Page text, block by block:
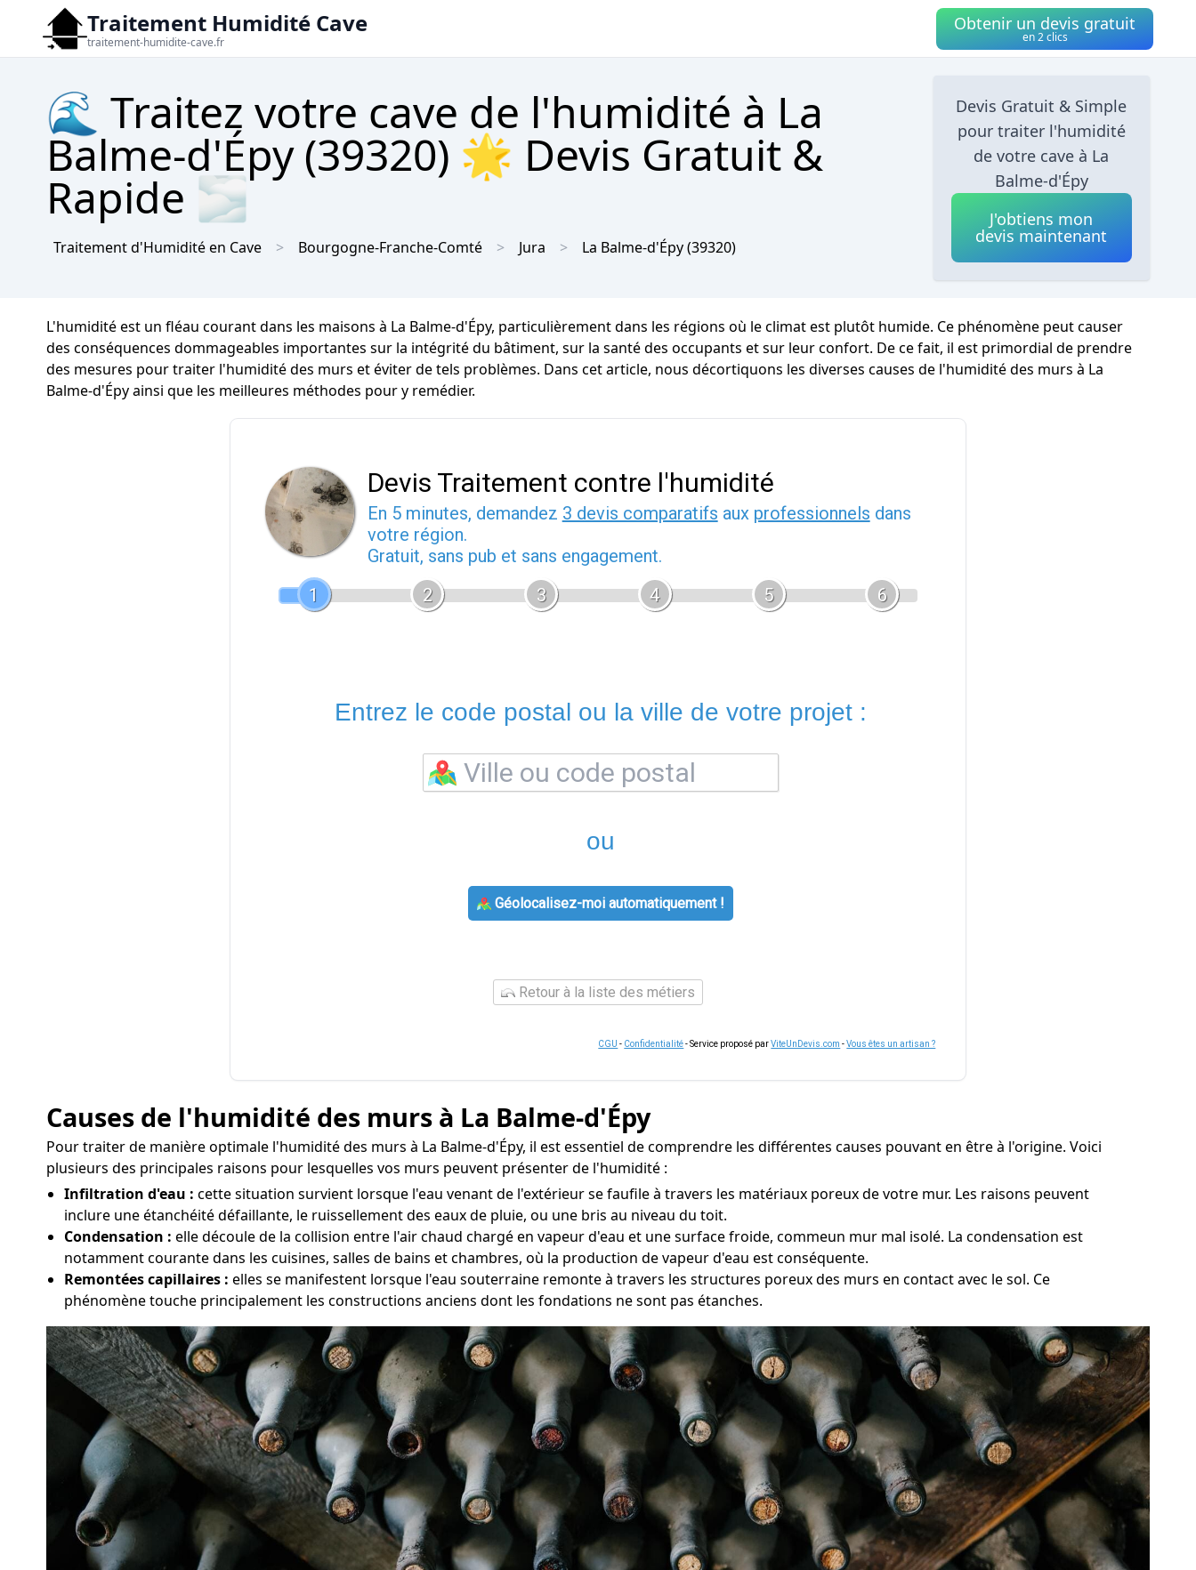
Traitement Humidité Cave
traitement-humidite-cave.fr
Obtenir un devis gratuit
en 2 clics
🌊 Traitez votre cave de l'humidité à La
Balme-d'Épy (39320) 🌟 Devis Gratuit &
Rapide 🌫
Traitement d'Humidité en Cave Bourgogne-Franche-Comté Jura La Balme-d'Épy(39320)
Devis Gratuit & Simple
pour traiter l'humidité
de votre cave à La
Balme-d'Épy
J'obtiens mon
devis maintenant
L'humidité est un fléau courant dans les maisons à La Balme-d'Épy, particulièrement dans les régions où le climat est plutôt humide. Ce phénomène peut causer
des conséquences dommageables importantes sur la intégrité du bâtiment, sur la santé des occupants et sur leur confort. De ce fait, il est primordial de prendre
des mesures pour traiter l'humidité des murs et éviter de tels problèmes. Dans cet article, nous décortiquons les diverses causes de l'humidité des murs à La
Balme-d'Épy ainsi que les meilleures méthodes pour y remédier.
Devis Traitement contre l'humidité
En 5 minutes, demandez 3 devis comparatifs aux professionnels dans
votre région.
Gratuit, sans pub et sans engagement.
1
2 3 4 5 6
Entrez le code postal ou la ville de votre projet :
ou
Géolocalisez-moi automatiquement !
Retour à la liste des métiers
CGU - Confidentialité- Service proposé parViteUnDevis.com -Vous êtes un artisan ?
Causes de l'humidité des murs à La Balme-d'Épy
Pour traiter de manière optimale l'humidité des murs à La Balme-d'Épy, il est essentiel de comprendre les différentes causes pouvant en être à l'origine. Voici
plusieurs des principales raisons pour lesquelles vos murs peuvent présenter de l'humidité :
Infiltration d'eau : cette situation survient lorsque l'eau venant de l'extérieur se faufile à travers les matériaux poreux de votre mur. Les raisons peuvent
inclure une étanchéité défaillante, le ruissellement des eaux de pluie, ou une bris au niveau du toit.
Condensation : elle découle de la collision entre l'air chaud chargé en vapeur d'eau et une surface froide, commeun mur mal isolé. La condensation est
notamment courante dans les cuisines, salles de bains et chambres, où la production de vapeur d'eau est conséquente.
Remontées capillaires : elles se manifestent lorsque l'eau souterraine remonte à travers les structures poreux des murs en contact avec le sol. Ce
phénomène touche principalement les constructions anciens dont les fondations ne sont pas étanches.